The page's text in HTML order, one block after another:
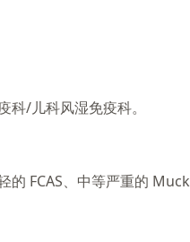
/儿科风湿免疫科。
的 FCAS、中等严重的